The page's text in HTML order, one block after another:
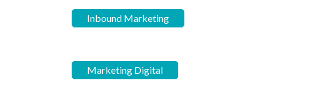
Inbound Marketing
Marketing Digital